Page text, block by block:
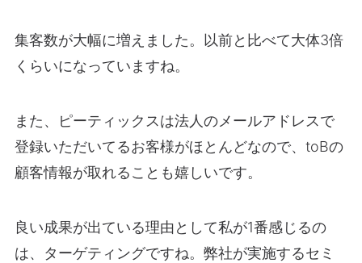
集客数が大幅に増えました。以前と比べて大体3倍
くらいになっていますね。
また、ピーティックスは法人のメールアドレスで
登録いただいてるお客様がほとんどなので、toBの
顧客情報が取れることも嬉しいです。
良い成果が出ている理由として私が1番感じるの
は、ターゲティングですね。弊社が実施するセミ